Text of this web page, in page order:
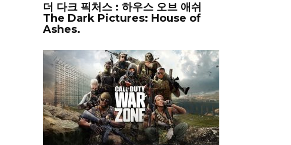
더 다크 픽처스 : 하우스 오브 애쉬
The Dark Pictures: House of
Ashes.